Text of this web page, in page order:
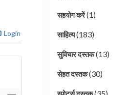
Login
सहयोग करें(1)
साहित्य(183)
सुविचार दस्तक(13)
सेहत दस्तक(30)